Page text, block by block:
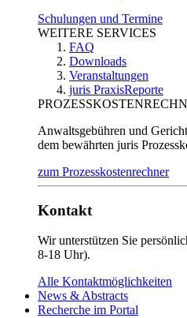
Schulungen und Termine
WEITERE SERVICES
FAQ
Downloads
Veranstaltungen
juris PraxisReporte
Anwaltsgebühren und
dem bewährten juris
zum Prozesskostenrechner
Kontakt
Wir unterstützen Sie
8-18 Uhr).
Alle Kontaktmöglichkeiten
News & Abstracts
Recherche im Portal